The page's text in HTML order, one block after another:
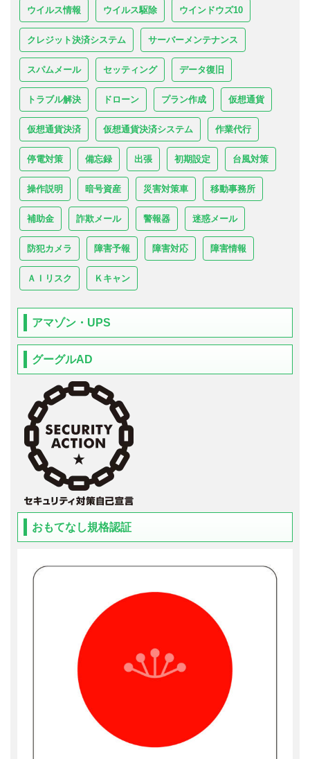
ウイルス情報 ウイルス駆除 ウインドウズ10
クレジット決済システム サーバーメンテナンス
スパムメール セッティング データ復旧
トラブル解決 ドローン プラン作成 仮想通貨
仮想通貨決済 仮想通貨決済システム 作業代行
停電対策 備忘録 出張 初期設定 台風対策
操作説明 暗号資産 災害対策車 移動事務所
補助金 詐欺メール 警報器 迷惑メール
防犯カメラ 障害予報 障害対応 障害情報
ＡＩリスク Ｋキャン
アマゾン・UPS
グーグルAD
おもてなし規格認証